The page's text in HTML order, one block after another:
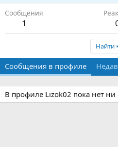
Сообщения
1
Найти
Сообщения в профиле
В профиле Lizok02 пока нет